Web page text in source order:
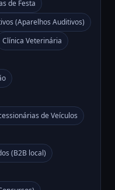
de Festa
(Aparelhos Auditivos)
Clínica Veterinária
de Veículos
(B2B local)